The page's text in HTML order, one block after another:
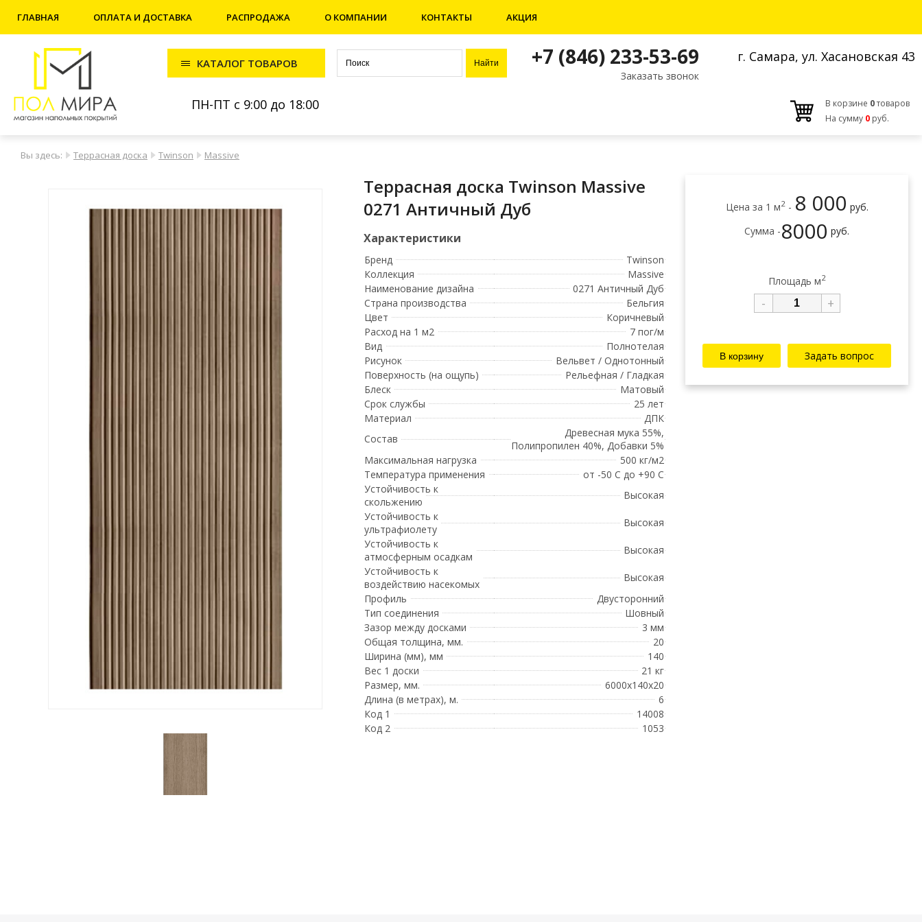
ГЛАВНАЯ ОПЛАТА И ДОСТАВКА РАСПРОДАЖА О КОМПАНИИ КОНТАКТЫ АКЦИЯ
КАТАЛОГ ТОВАРОВ +7 (846) 233-53-69
Заказать звонок
г. Самара, ул. Хасановская 43
ПН-ПТ с 9:00 до 18:00 В корзине 0товаров
На сумму 0 руб.
Вы здесь: Террасная доска Twinson Massive
Террасная доска Twinson Massive
0271 Античный Дуб
Бренд
Twinson
Коллекция
Massive
Наименование дизайна
0271 Античный Дуб
Страна производства
Бельгия
Цвет
Коричневый
Расход на 1 м2
7 пог/м
Вид
Полнотелая
Рисунок
Вельвет / Однотонный
Поверхность (на ощупь)
Рельефная / Гладкая
Блеск
Матовый
Срок службы
25 лет
Материал
ДПК
Состав
Древесная мука 55%,
Полипропилен 40%, Добавки 5%
Максимальная нагрузка
500 кг/м2
Температура применения
от -50 С до +90 С
Устойчивость к
скольжению
Высокая
Устойчивость к
ультрафиолету
Высокая
Устойчивость к
атмосферным осадкам
Высокая
Устойчивость к
воздействию насекомых
Высокая
Профиль
Двусторонний
Тип соединения
Шовный
Зазор между досками
3 мм
Общая толщина, мм.
20
Ширина (мм), мм
140
Вес 1 доски
21 кг
Размер, мм.
6000x140x20
Длина (в метрах), м.
6
Код 1
14008
Код 2
1053
Цена за 1 м2- 8 000 руб.
Сумма -8000 руб.
Площадь м2
- +
Задать вопрос